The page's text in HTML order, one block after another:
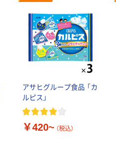
アサヒグループ食品 「カ
ルピス」
￥420~ （税込）